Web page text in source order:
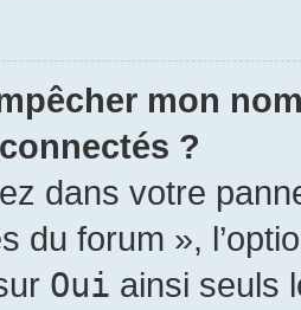
mon
?
dans votre
du forum »,
Oui ainsi seuls